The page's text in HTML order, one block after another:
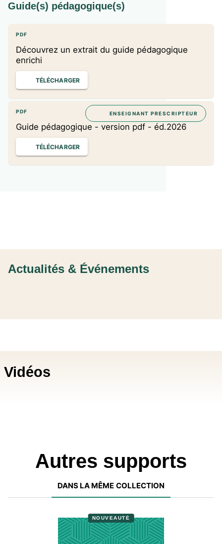
Guide(s) pédagogique(s)
PDF
Découvrez un extrait du guide pédagogique
enrichi
TÉLÉCHARGER
PDF
Guide pédagogique - version pdf - éd.2026
ENSEIGNANT PRESCRIPTEUR
TÉLÉCHARGER
Actualités & Événements
Vidéos
Autres supports
DANS LA MÊME COLLECTION
NOUVEAUTÉ